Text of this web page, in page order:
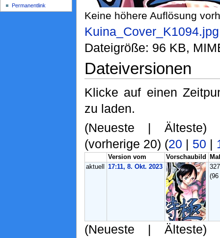
Keine höhere Auflösung
Kuina_Cover_K1094.jpg
Dateigröße: 96 KB,
Dateiversionen
Klicke auf einen
zu laden.
(Neueste | Älteste)
(vorherige 20) (20 | 50 |
Version vom Vorschaubild
aktuell
17:11, 8. Okt. 2023
(Neueste | Älteste)
Permanentlink